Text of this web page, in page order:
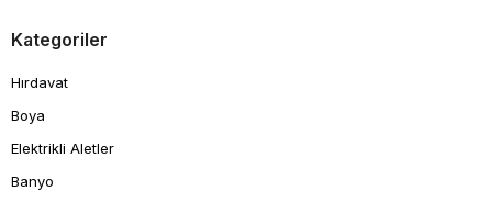
Kategoriler
Hırdavat
Boya
Elektrikli Aletler
Banyo